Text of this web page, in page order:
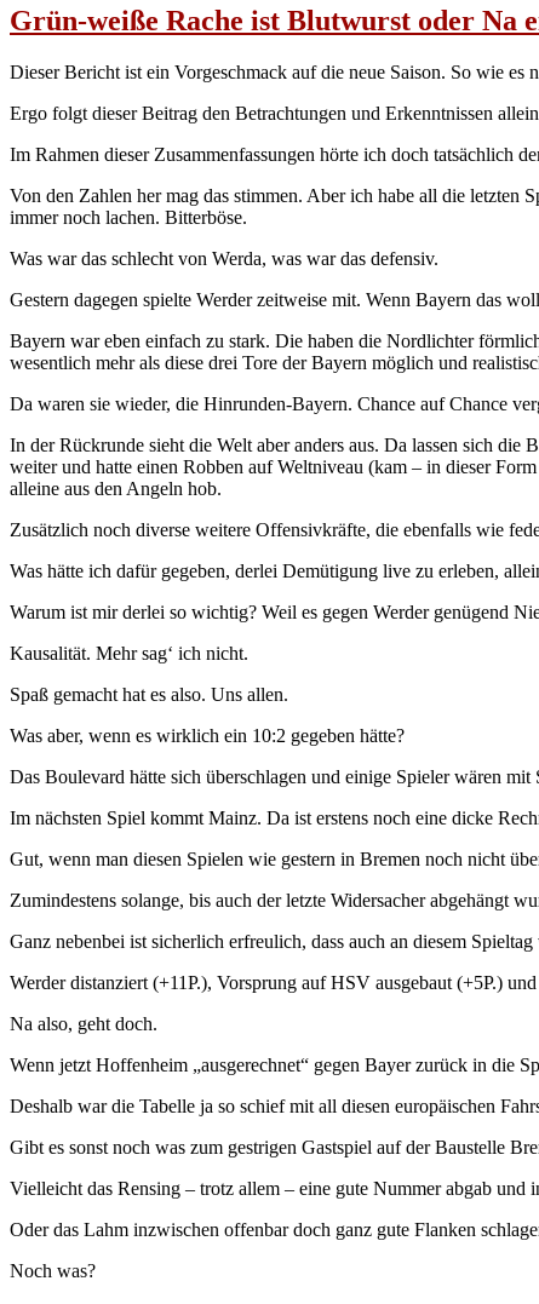
Grün-weiße Rache ist Blutwurst oder Na
Dieser Bericht ist ein Vorgeschmack auf die neue Saison. So wie
Ergo folgt dieser Beitrag den Betrachtungen und Erkenntnissen
Im Rahmen dieser Zusammenfassungen hörte ich doch tatsächlich
Von den Zahlen her mag das stimmen. Aber ich habe all die letzten
immer noch lachen. Bitterböse.
Was war das schlecht von Werda, was war das defensiv.
Gestern dagegen spielte Werder zeitweise mit. Wenn Bayern das
Bayern war eben einfach zu stark. Die haben die Nordlichter
wesentlich mehr als diese drei Tore der Bayern möglich und
Da waren sie wieder, die Hinrunden-Bayern. Chance auf Chance
In der Rückrunde sieht die Welt aber anders aus. Da lassen sich
weiter und hatte einen Robben auf Weltniveau (kam – in dieser
alleine aus den Angeln hob.
Zusätzlich noch diverse weitere Offensivkräfte, die ebenfalls wie
Was hätte ich dafür gegeben, derlei Demütigung live zu erleben,
Warum ist mir derlei so wichtig? Weil es gegen Werder genügend
Kausalität. Mehr sag‘ ich nicht.
Spaß gemacht hat es also. Uns allen.
Was aber, wenn es wirklich ein 10:2 gegeben hätte?
Das Boulevard hätte sich überschlagen und einige Spieler wären
Im nächsten Spiel kommt Mainz. Da ist erstens noch eine dicke
Gut, wenn man diesen Spielen wie gestern in Bremen noch nicht
Zumindestens solange, bis auch der letzte Widersacher abgehängt
Ganz nebenbei ist sicherlich erfreulich, dass auch an diesem
Werder distanziert (+11P.), Vorsprung auf HSV ausgebaut (+5P.)
Na also, geht doch.
Wenn jetzt Hoffenheim „ausgerechnet“ gegen Bayer zurück in die
Deshalb war die Tabelle ja so schief mit all diesen europäischen
Gibt es sonst noch was zum gestrigen Gastspiel auf der Baustelle
Vielleicht das Rensing – trotz allem – eine gute Nummer abgab und
Oder das Lahm inzwischen offenbar doch ganz gute Flanken
Noch was?